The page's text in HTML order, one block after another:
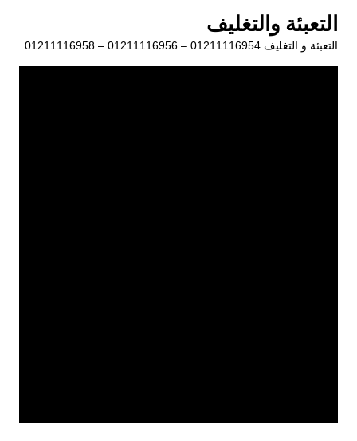
المحتوى
التعبئة والتغليف
التعبئة و التغليف 01211116954 – 01211116956 – 01211116958